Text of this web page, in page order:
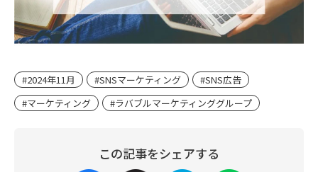
#2024年11月 #SNSマーケティング
#SNS広告
#マーケティング
#ラバブルマーケティンググループ
この記事をシェアする